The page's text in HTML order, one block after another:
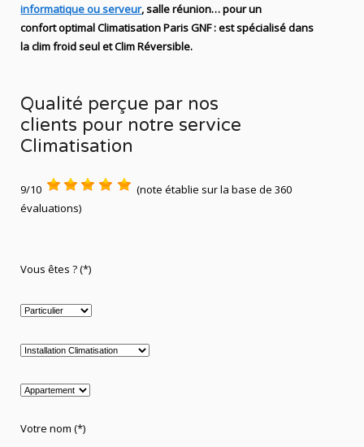
informatique ou serveur, salle réunion… pour un
confort optimalClimatisationParisGNF:estspécialisédans
la climfroid seul et Clim Réversible.
Qualité perçue par nos
clients pour notre service
Climatisation
9/10
(note établie sur la base de 360
évaluations)
Vous êtes ? (*)
Votre nom (*)